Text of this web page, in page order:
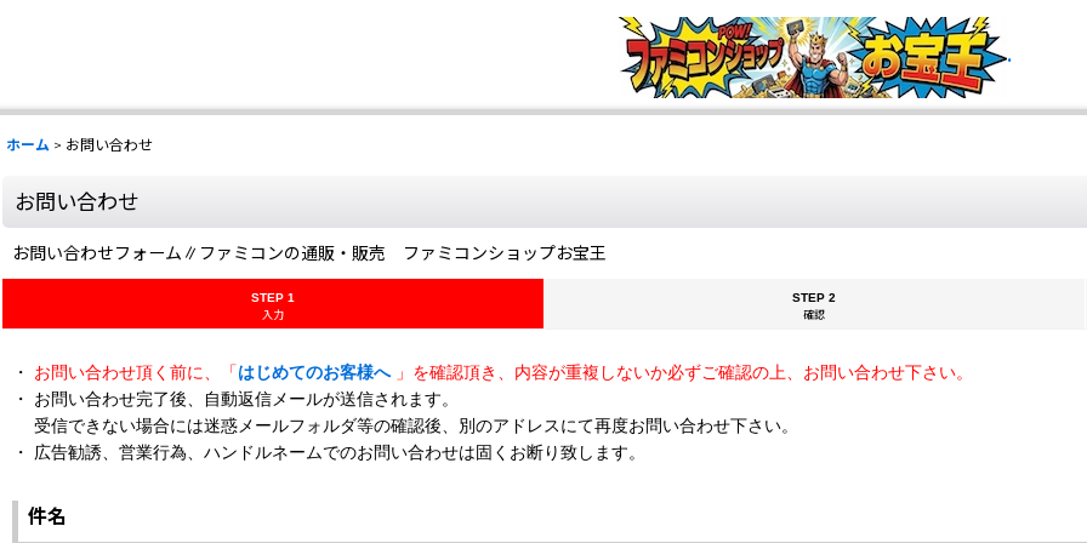
.
ホーム > お問い合わせ
お問い合わせ
お問い合わせフォーム∥ファミコンの通販・販売 ファミコンショップお宝王
STEP 1
入力
STEP 2
確認
・ お問い合わせ頂く前に、「はじめてのお客様へ 」を確認頂き、内容が重複しないか必ずご確認の上、お問い合わせ下さい。
・ お問い合わせ完了後、自動返信メールが送信されます。
受信できない場合には迷惑メールフォルダ等の確認後、別のアドレスにて再度お問い合わせ下さい。
・ 広告勧誘、営業行為、ハンドルネームでのお問い合わせは固くお断り致します。
件名